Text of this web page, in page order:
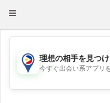
Toggle
💖
理想の相手を見つけ
今すぐ出会い系アプリ